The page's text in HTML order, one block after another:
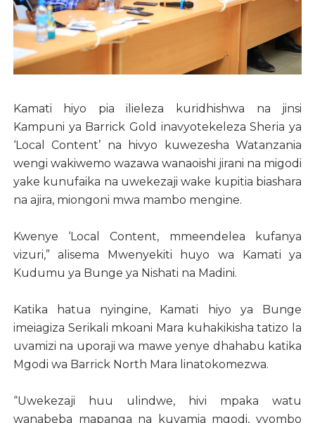
Kamati hiyo pia ilieleza kuridhishwa na jinsi
Kampuni ya Barrick Gold inavyotekeleza Sheria ya
‘Local Content’ na hivyo kuwezesha Watanzania
wengi wakiwemo wazawa wanaoishi jirani na migodi
yake kunufaika na uwekezaji wake kupitia biashara
na ajira, miongoni mwa mambo mengine.
Kwenye ‘Local Content, mmeendelea kufanya
vizuri,” alisema Mwenyekiti huyo wa Kamati ya
Kudumu ya Bunge ya Nishati na Madini.
Katika hatua nyingine, Kamati hiyo ya Bunge
imeiagiza Serikali mkoani Mara kuhakikisha tatizo la
uvamizi na uporaji wa mawe yenye dhahabu katika
Mgodi wa Barrick North Mara linatokomezwa.
“Uwekezaji huu ulindwe, hivi mpaka watu
wanabeba mapanga na kuvamia mgodi, vyombo